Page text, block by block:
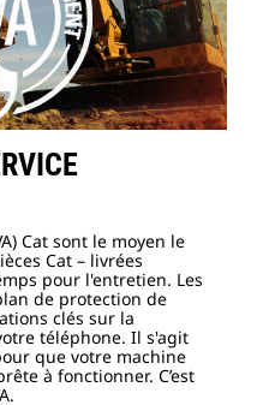
Cat sont le moyen le
Cat – livrées
pour l'entretien. Les
de protection de
clés sur la
téléphone. Il s'agit
que votre machine
à fonctionner. C’est